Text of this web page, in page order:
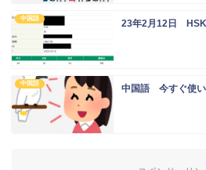
中国語 23年2月12日
中国語 中国語 今すぐ使い